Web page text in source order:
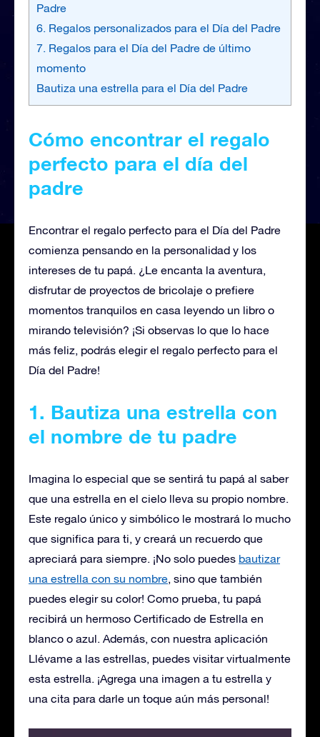
Padre
6. Regalos personalizados para el Día del Padre
7. Regalos para el Día del Padre de último
momento
Bautiza una estrella para el Día del Padre
Cómo encontrar el regalo
perfecto para el día del
padre
Encontrar el regalo perfecto para el Día del Padre
comienza pensando en la personalidad y los
intereses de tu papá. ¿Le encanta la aventura,
disfrutar de proyectos de bricolaje o prefiere
momentos tranquilos en casa leyendo un libro o
mirando televisión? ¡Si observas lo que lo hace
más feliz, podrás elegir el regalo perfecto para el
Día del Padre!
1. Bautiza una estrella con
el nombre de tu padre
Imagina lo especial que se sentirá tu papá al saber
que una estrella en el cielo lleva su propio nombre.
Este regalo único y simbólico le mostrará lo mucho
que significa para ti, y creará un recuerdo que
apreciará para siempre. ¡No solo puedes bautizar
una estrella con su nombre, sino que también
puedes elegir su color! Como prueba, tu papá
recibirá un hermoso Certificado de Estrella en
blanco o azul. Además, con nuestra aplicación
Llévame a las estrellas, puedes visitar virtualmente
esta estrella. ¡Agrega una imagen a tu estrella y
una cita para darle un toque aún más personal!